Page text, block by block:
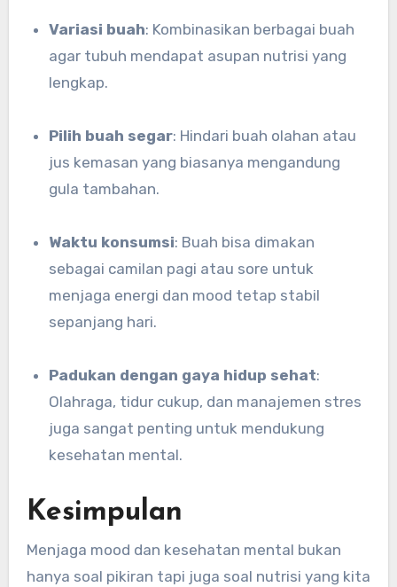
Variasi buah: Kombinasikan berbagai buah
agar tubuh mendapat asupan nutrisi yang
lengkap.
Pilih buah segar: Hindari buah olahan atau
jus kemasan yang biasanya mengandung
gula tambahan.
Waktu konsumsi: Buah bisa dimakan
sebagai camilan pagi atau sore untuk
menjaga energi dan mood tetap stabil
sepanjang hari.
Padukan dengan gaya hidup sehat:
Olahraga, tidur cukup, dan manajemen stres
juga sangat penting untuk mendukung
kesehatan mental.
Kesimpulan
Menjaga mood dan kesehatan mental bukan
hanya soal pikiran tapi juga soal nutrisi yang kita